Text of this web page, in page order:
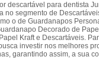
descartável para dentista
no segmento de
o de Guardanapos
Decorado de
Kraft e Descartáveis.
investir nos melhores
garantindo assim, a sua